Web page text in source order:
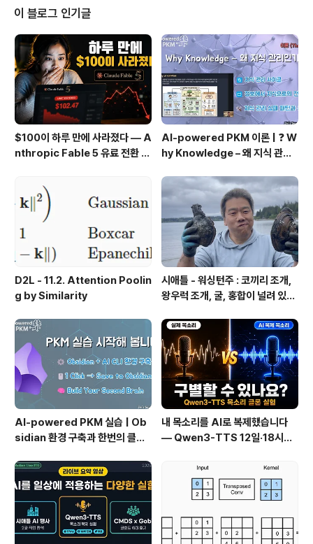
이 블로그 인기글
$100이 하루 만에 사라졌다 — A
nthropic Fable 5 유료 전환 사
AI-powered PKM 이론 | ❓ W
hy Knowledge – 왜 지식 관리
보에서 지식으로의 전환, 🛠️ 지식
관리 실패 패턴과 극복
D2L - 11.2. Attention Poolin
g by Similarity
시애틀 - 워싱턴주 : 코끼리 조개,
왕우럭 조개, 굴, 홍합이 널려 있는
AI-powered PKM 실습 | Ob
sidian 환경 구축과 한번의 클릭
(Web Clipper)
내 목소리를 AI로 복제했습니다
— Qwen3-TTS 12일·18시간